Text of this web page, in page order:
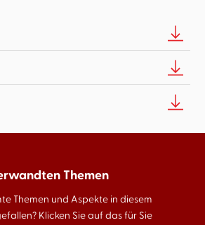
Themen
Themen und Aspekte in diesem
Klicken Sie auf das für Sie